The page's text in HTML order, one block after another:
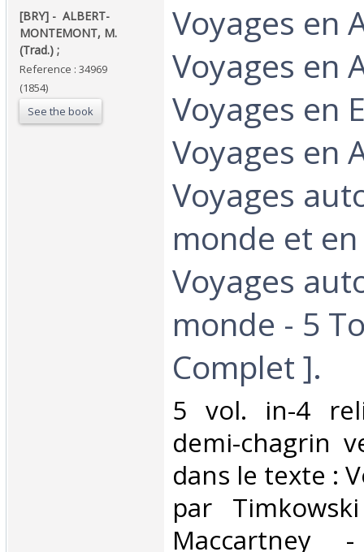
‎[BRY] - ‎ ‎ALBERT-
MONTEMONT, M.
(Trad.) ; ‎
Reference : 34969
(1854)
See the book
‎Voyages en
Voyages en
Voyages en
Voyages en
Voyages
monde et
Voyages
monde - 5
Complet ].‎
‎5 vol. in-4
demi-chagrin
dans le texte :
par